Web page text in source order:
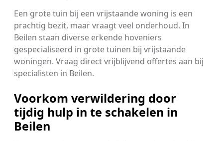
Een grote tuin bij een vrijstaande woning is een
prachtig bezit, maar vraagt veel onderhoud. In
Beilen staan diverse erkende hoveniers
gespecialiseerd in grote tuinen bij vrijstaande
woningen. Vraag direct vrijblijvend offertes aan bij
specialisten in Beilen.
Voorkom verwildering door
tijdig hulp in te schakelen in
Beilen